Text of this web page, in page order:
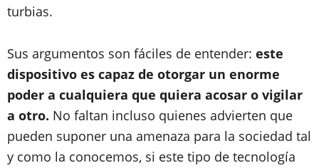
turbias.
Sus argumentos son fáciles de entender: este
dispositivo es capaz de otorgar un enorme
poder a cualquiera que quiera acosar o vigilar
a otro. No faltan incluso quienes advierten que
pueden suponer una amenaza para la sociedad tal
y como la conocemos, si este tipo de tecnología